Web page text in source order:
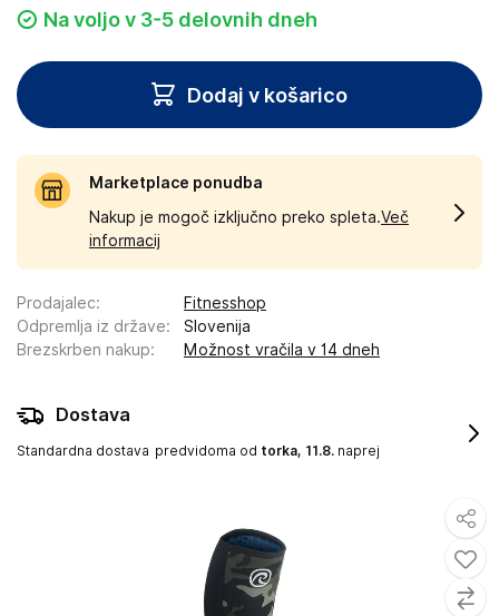
Na voljo v 3-5 delovnih dneh
Dodaj v košarico
Marketplace ponudba
Nakup je mogoč izključno preko spleta.Več
informacij
Prodajalec:
Fitnesshop
Odpremlja iz države:
Slovenija
Brezskrben nakup: Možnost vračila v 14 dneh
Dostava
Standardna dostava predvidoma od torka, 11.8. naprej